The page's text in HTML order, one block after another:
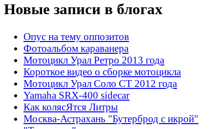
Новые записи в блогах
Опус на тему оппозитов
Фотоальбом караванера
Мотоцикл Урал Ретро 2013 года
Короткое видео о сборке мотоцикла
Мотоцикл Урал Соло СТ 2012 года
Yamaha SRX-400 sidecar
Как колясЯтся Литры
Москва-Астрахань "Бутерброд с икрой"